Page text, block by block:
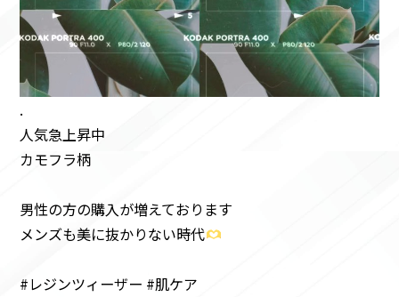
.
人気急上昇中
カモフラ柄
男性の方の購入が増えております
メンズも美に抜かりない時代
#レジンツィーザー #肌ケア